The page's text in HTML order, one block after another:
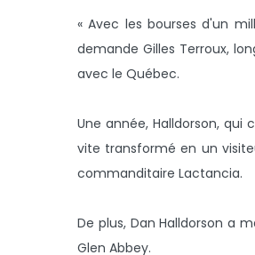
« Avec les bourses d'un
demande Gilles Terroux,
avec le Québec.
Une année, Halldorson, qui
vite transformé en un
commanditaire Lactancia.
De plus, Dan Halldorson a
Glen Abbey.